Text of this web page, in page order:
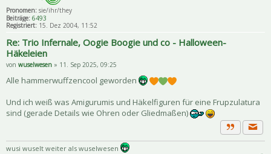
Pronomen: sie/ihr/they
Beiträge: 6493
Registriert: 15. Dez 2004, 11:52
Re: Trio Infernale, Oogie Boogie und co - Halloween-
Häkeleien
von wuselwesen » 11. Sep 2025, 09:25
Alle hammerwuffzencool geworden
Und ich weiß was Amigurumis und Häkelfiguren für eine Frupzulatura
sind (gerade Details wie Ohren oder Gliedmaßen)
Zitat
wusi wuselt weiter als wuselwesen